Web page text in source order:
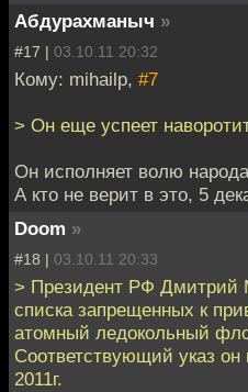
Абдурахманыч »
#17 | 03.10.11 20:32
Кому: mihailp, #7
> Он еще успеет
Он исполняет волю
А кто не верит в это, 5
Doom »
#18 | 03.10.11 20:33
> Президент РФ Дмитрий
списка запрещенных к
атомный ледокольный
Соответствующий указ он
2011г.